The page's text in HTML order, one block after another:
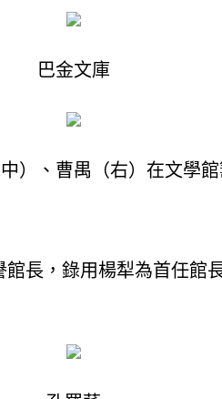
巴金文庫
）、曹禺（右）在文學
長，錄用楊犁為首任館